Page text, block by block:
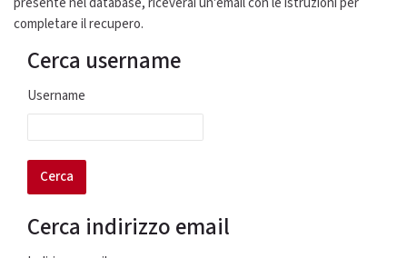
completare il recupero.
Cerca username
Cerca username
Username
Cerca indirizzo email
Cerca indirizzo email